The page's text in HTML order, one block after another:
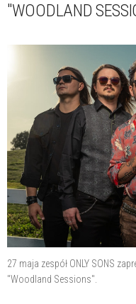
"WOODLAND
27 maja zespół ONLY SONS
"Woodland Sessions".